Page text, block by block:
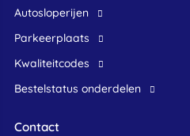
Autosloperijen
Parkeerplaats
Kwaliteitcodes
Bestelstatus onderdelen
Contact